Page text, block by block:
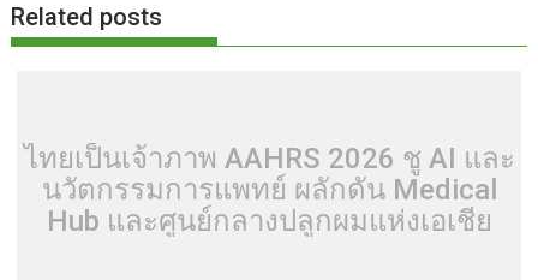
Related posts
ไทยเป็นเจ้าภาพ AAHRS 2026 ชู AI และ
นวัตกรรมการแพทย์ ผลักดัน Medical
Hub และศูนย์กลางปลูกผมแห่งเอเชีย